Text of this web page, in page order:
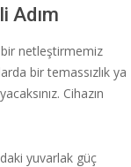
Adım
bir netleştirmemiz
bir temassızlık ya
Cihazın
yuvarlak güç